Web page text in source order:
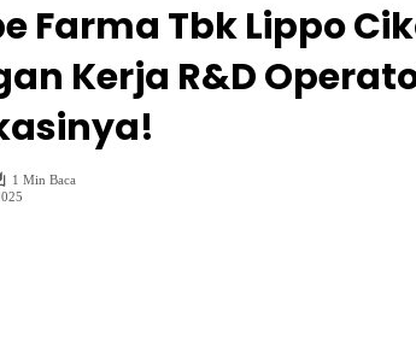
Farma Tbk Lippo
Kerja R&D
1 Min Baca